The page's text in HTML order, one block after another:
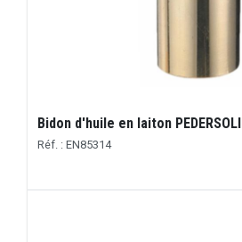
Bidon d'huile en laiton PEDERSOLI
Réf. : EN85314